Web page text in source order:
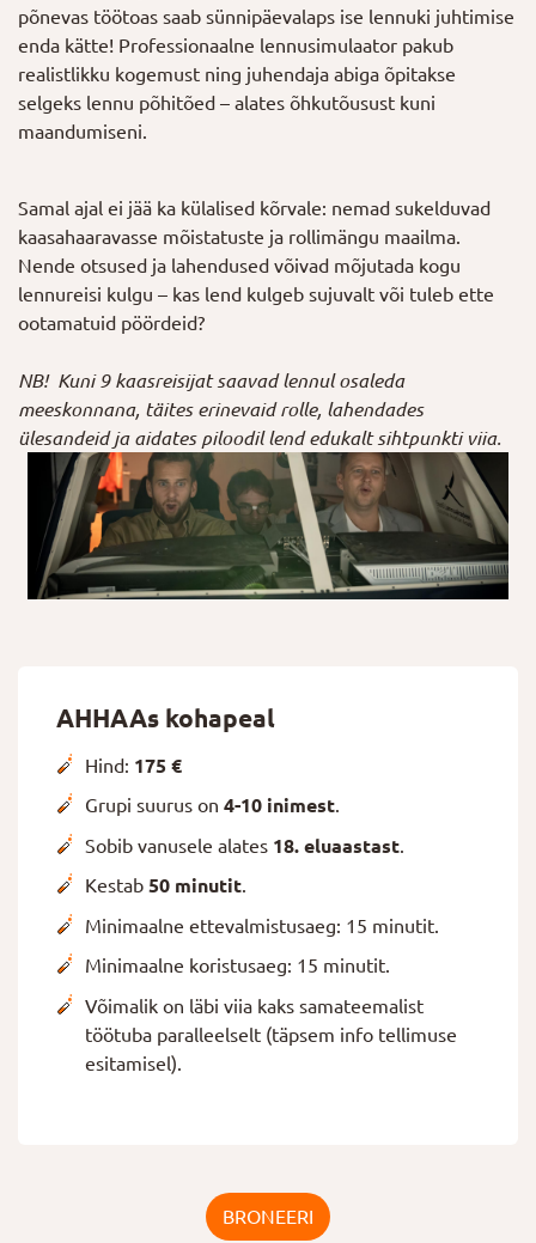
põnevas töötoas saab sünnipäevalaps ise lennuki juhtimise
enda kätte! Professionaalne lennusimulaator pakub
realistlikku kogemust ning juhendaja abiga õpitakse
selgeks lennu põhitõed – alates õhkutõusust kuni
maandumiseni.
Samal ajal ei jää ka külalised kõrvale: nemad sukelduvad
kaasahaaravasse mõistatuste ja rollimängu maailma.
Nende otsused ja lahendused võivad mõjutada kogu
lennureisi kulgu – kas lend kulgeb sujuvalt või tuleb ette
ootamatuid pöördeid?
NB! Kuni 9 kaasreisijat saavad lennul osaleda
meeskonnana, täites erinevaid rolle, lahendades
ülesandeid ja aidates piloodil lend edukalt sihtpunkti viia.
AHHAAs kohapeal
Hind: 175 €
Grupi suurus on 4-10 inimest.
Sobib vanusele alates 18. eluaastast.
Kestab 50 minutit.
Minimaalne ettevalmistusaeg: 15 minutit.
Minimaalne koristusaeg: 15 minutit.
Võimalik on läbi viia kaks samateemalist
töötuba paralleelselt (täpsem info tellimuse
esitamisel).
BRONEERI